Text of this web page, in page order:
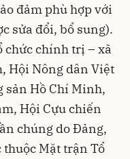
đảm phù hợp với
sửa đổi, bổ sung).
chức chính trị – xã
Hội Nông dân Việt
sản Hồ Chí Minh,
Hội Cựu chiến
chúng do Đảng,
Mặt trận Tổ